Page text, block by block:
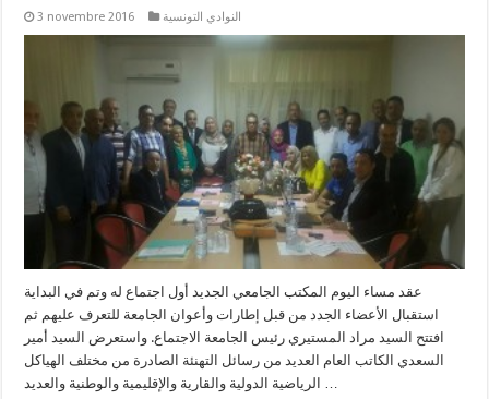
3 novembre 2016 النوادي التونسية
عقد مساء اليوم المكتب الجامعي الجديد أول اجتماع له وتم في البداية
استقبال الأعضاء الجدد من قبل إطارات وأعوان الجامعة للتعرف عليهم ثم
افتتح السيد مراد المستيري رئيس الجامعة الاجتماع. واستعرض السيد أمير
السعدي الكاتب العام العديد من رسائل التهنئة الصادرة من مختلف الهياكل